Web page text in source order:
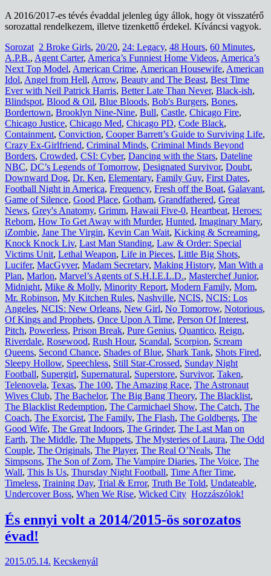
A 2016/2017-es tévés évaddal jelenleg úgy állok, hogy öt visszatérő
sorozattal rendelkezem, illetve tizenkettő érdekel. Kíváncsi vagyok.
Sorozat 2 Broke Girls, 20/20, 24: Legacy, 48 Hours, 60 Minutes,
A.P.B., Agent Carter, America’s Funniest Home Videos, America’s
Next Top Model, American Crime, American Housewife, American
Idol, Angel from Hell, Arrow, Beauty and The Beast, Best Time
Ever with Neil Patrick Harris, Better Late Than Never, Black-ish,
Blindspot, Blood & Oil, Blue Bloods, Bob's Burgers, Bones,
Bordertown, Brooklyn Nine-Nine, Bull, Castle, Chicago Fire,
Chicago Justice, Chicago Med, Chicago PD, Code Black,
Containment, Conviction, Cooper Barrett’s Guide to Surviving Life,
Crazy Ex-Girlfriend, Criminal Minds, Criminal Minds Beyond
Borders, Crowded, CSI: Cyber, Dancing with the Stars, Dateline
NBC, DC’s Legends of Tomorrow, Designated Survivor, Doubt,
Downward Dog, Dr. Ken, Elementary, Family Guy, First Dates,
Football Night in America, Frequency, Fresh off the Boat, Galavant,
Game of Silence, Good Place, Gotham, Grandfathered, Great
News, Grey's Anatomy, Grimm, Hawaii Five-0, Heartbeat, Heroes:
Reborn, How To Get Away with Murder, Hunted, Imaginary Mary,
iZombie, Jane The Virgin, Kevin Can Wait, Kicking & Screaming,
Knock Knock Liv, Last Man Standing, Law & Order: Special
Victims Unit, Lethal Weapon, Life in Pieces, Little Big Shots,
Lucifer, MacGyver, Madam Secretary, Making History, Man With a
Plan, Marlon, Marvel’s Agents of S.H.I.E.L.D., Masterchef Junior,
Midnight, Mike & Molly, Minority Report, Modern Family, Mom,
Mr. Robinson, My Kitchen Rules, Nashville, NCIS, NCIS: Los
Angeles, NCIS: New Orleans, New Girl, No Tomorrow, Notorious,
Of Kings and Prophets, Once Upon A Time, Person Of Interest,
Pitch, Powerless, Prison Break, Pure Genius, Quantico, Reign,
Riverdale, Rosewood, Rush Hour, Scandal, Scorpion, Scream
Queens, Second Chance, Shades of Blue, Shark Tank, Shots Fired,
Sleepy Hollow, Speechless, Still Star-Crossed, Sunday Night
Football, Supergirl, Supernatural, Superstore, Survivor, Taken,
Telenovela, Texas, The 100, The Amazing Race, The Astronaut
Wives Club, The Bachelor, The Big Bang Theory, The Blacklist,
The Blacklist Redemption, The Carmichael Show, The Catch, The
Coach, The Exorcist, The Family, The Flash, The Goldbergs, The
Good Wife, The Great Indoors, The Grinder, The Last Man on
Earth, The Middle, The Muppets, The Mysteries of Laura, The Odd
Couple, The Originals, The Player, The Real O’Neals, The
Simpsons, The Son of Zorn, The Vampire Diaries, The Voice, The
Wall, This Is Us, Thursday Night Football, Time After Time,
Timeless, Training Day, Trial & Error, Truth Be Told, Undateable,
Undercover Boss, When We Rise, Wicked City Hozzászólok!
És ennyi volt a 2014/2015-ös sorozatos
évad!
2015.05.14. Kecskenyál